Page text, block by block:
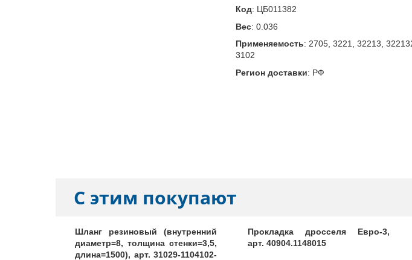
Код: ЦБ011382
Вес: 0.036
Применяемость: 2705, 3221, 32213,
3102
Регион доставки: РФ
С этим покупают
Шланг резиновый (внутренний
диаметр=8, толщина стенки=3,5,
длина=1500), арт. 31029-1104102-
Прокладка дросселя Евро-3,
арт. 40904.1148015